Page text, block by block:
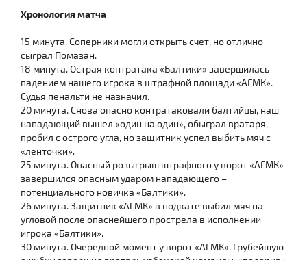
Хронология матча
15 минута. Соперники могли открыть счет, но отлично
сыграл Помазан.
18 минута. Острая контратака «Балтики» завершилась
падением нашего игрока в штрафной площади «АГМК».
Судья пенальти не назначил.
20 минута. Снова опасно контратаковали балтийцы, наш
нападающий вышел «один на один», обыграл вратаря,
пробил с острого угла, но защитник успел выбить мяч с
«ленточки».
25 минута. Опасный розыгрыш штрафного у ворот «АГМК»
завершился опасным ударом нападающего –
потенциального новичка «Балтики».
26 минута. Защитник «АГМК» в подкате выбил мяч на
угловой после опаснейшего прострела в исполнении
игрока «Балтики».
30 минута. Очередной момент у ворот «АГМК». Грубейшую